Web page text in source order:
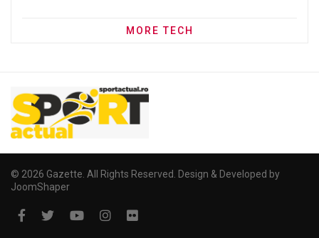
MORE TECH
© 2026 Gazette. All Rights Reserved. Design & Developed by
JoomShaper